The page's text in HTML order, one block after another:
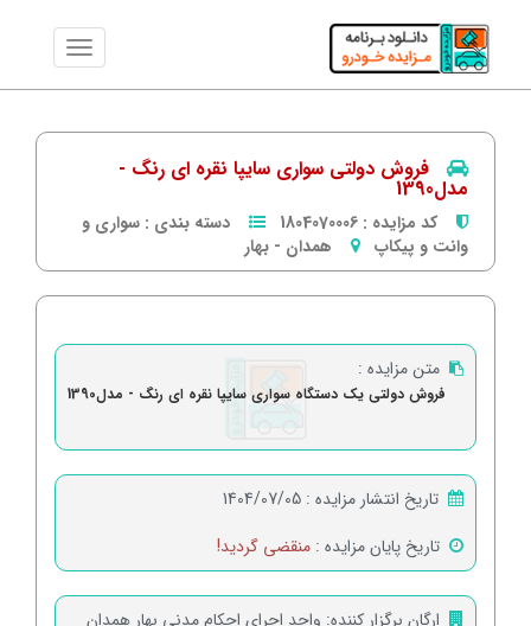
فروش دولتی سواری سایپا نقره ای رنگ -
مدل1390
کد مزایده : 1804070006 دسته بندی : سواری و
وانت و پیکاپ
همدان - بهار
متن مزایده :
فروش دولتی یک دستگاه سواری سایپا نقره ای رنگ - مدل1390
تاریخ انتشار مزایده : 1404/07/05
تاریخ پایان مزایده : منقضی گردید!
ارگان برگزار کننده: واحد اجرای احکام مدنی بهار همدان